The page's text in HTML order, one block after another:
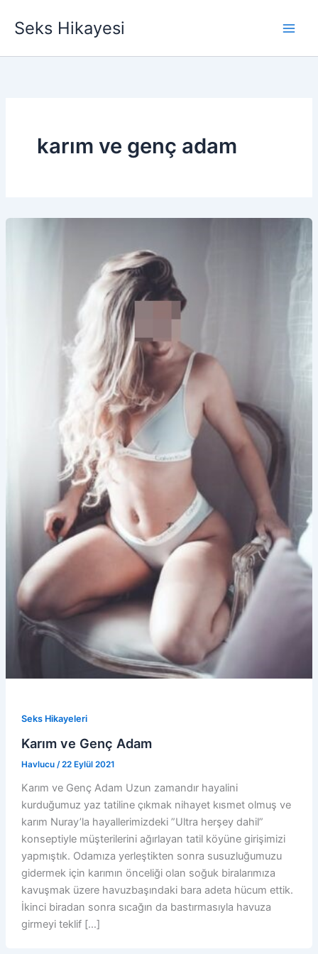
atlaSeks Hikayesi
karım ve genç adam
Seks Hikayeleri
Karım ve Genç Adam
Havlucu /22 Eylül 2021
Karım ve Genç Adam Uzun zamandır hayalini
kurduğumuz yaz tatiline çıkmak nihayet kısmet olmuş ve
karım Nuray’la hayallerimizdeki ”Ultra herşey dahil”
konseptiyle müşterilerini ağırlayan tatil köyüne girişimizi
yapmıştık. Odamıza yerleştikten sonra susuzluğumuzu
gidermek için karımın önceliği olan soğuk biralarımıza
kavuşmak üzere havuzbaşındaki bara adeta hücum ettik.
İkinci biradan sonra sıcağın da bastırmasıyla havuza
girmeyi teklif […]